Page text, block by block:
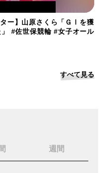
ー】山原さくら「ＧⅠを獲
ル
すべて見る
週間